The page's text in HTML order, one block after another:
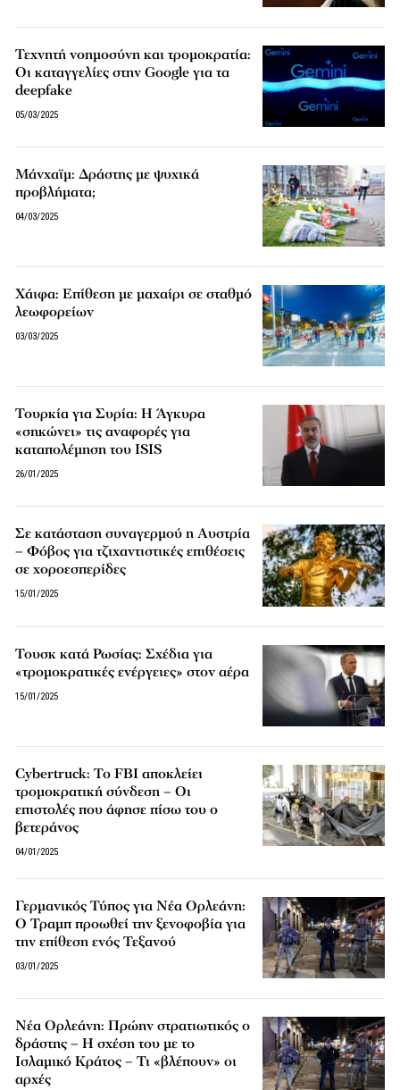
Τεχνητή νοημοσύνη και τρομοκρατία:
Οι καταγγελίες στην Google για τα
deepfake
05/03/2025
Μάνχαϊμ: Δράστης με ψυχικά
προβλήματα;
04/03/2025
Χάιφα: Επίθεση με μαχαίρι σε σταθμό
λεωφορείων
03/03/2025
Τουρκία για Συρία: H Άγκυρα
«σηκώνει» τις αναφορές για
καταπολέμηση του ISIS
26/01/2025
Σε κατάσταση συναγερμού η Αυστρία
– Φόβος για τζιχαντιστικές επιθέσεις
σε χοροεσπερίδες
15/01/2025
Τουσκ κατά Ρωσίας: Σχέδια για
«τρομοκρατικές ενέργειες» στον αέρα
15/01/2025
Cybertruck: Το FBI αποκλείει
τρομοκρατική σύνδεση – Οι
επιστολές που άφησε πίσω του ο
βετεράνος
04/01/2025
Γερμανικός Τύπος για Νέα Ορλεάνη:
Ο Τραμπ προωθεί την ξενοφοβία για
την επίθεση ενός Τεξανού
03/01/2025
Νέα Ορλεάνη: Πρώην στρατιωτικός ο
δράστης – Η σχέση του με το
Ισλαμικό Κράτος – Τι «βλέπουν» οι
αρχές